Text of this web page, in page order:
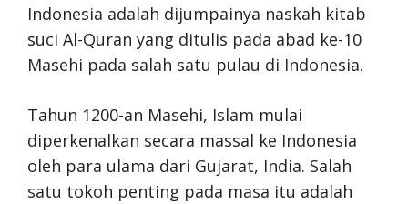
Indonesia adalah dijumpainya naskah kitab
suci Al-Quran yang ditulis pada abad ke-10
Masehi pada salah satu pulau di Indonesia.
Tahun 1200-an Masehi, Islam mulai
diperkenalkan secara massal ke Indonesia
oleh para ulama dari Gujarat, India. Salah
satu tokoh penting pada masa itu adalah